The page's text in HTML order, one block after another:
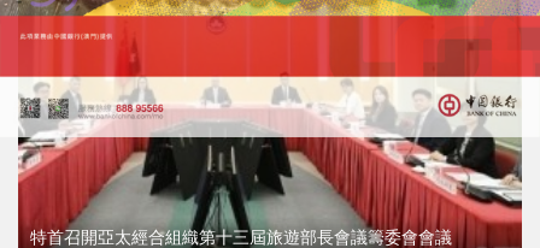
特首召開亞太經合組織第十三屆旅遊部長會議籌委會會議